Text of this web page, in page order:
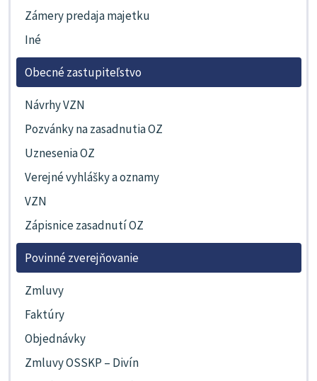
Zámery predaja majetku
Iné
Obecné zastupiteľstvo
Návrhy VZN
Pozvánky na zasadnutia OZ
Uznesenia OZ
Verejné vyhlášky a oznamy
VZN
Zápisnice zasadnutí OZ
Povinné zverejňovanie
Zmluvy
Faktúry
Objednávky
Zmluvy OSSKP – Divín